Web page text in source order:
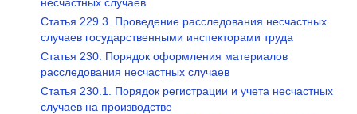
несчастных случаев
Статья 229.3. Проведение расследования несчастных
случаев государственными инспекторами труда
Статья 230. Порядок оформления материалов
расследования несчастных случаев
Статья 230.1. Порядок регистрации и учета несчастных
случаев на производстве